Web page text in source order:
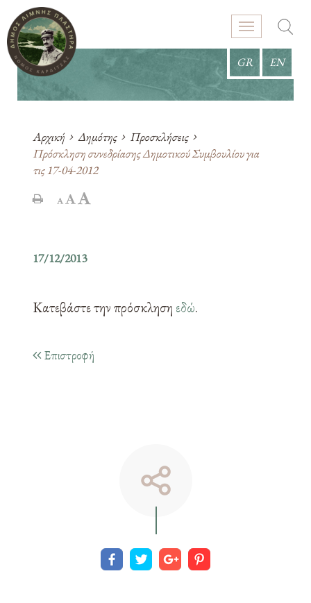
GR EN
Αρχική Δημότης
Προσκλήσεις
Πρόσκληση συνεδρίασης Δημοτικού Συμβουλίου για
τις 17-04-2012
17/12/2013
Κατεβάστε την πρόσκληση εδώ.
Επιστροφή